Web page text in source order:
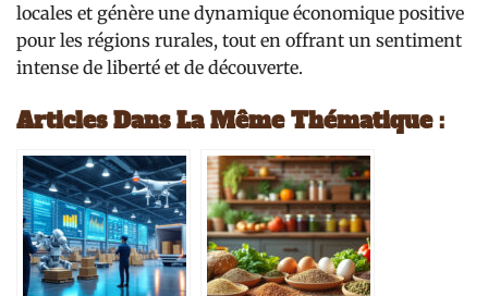
locales et génère une dynamique économique positive
pour les régions rurales, tout en offrant un sentiment
intense de liberté et de découverte.
Articles Dans La Même Thématique :